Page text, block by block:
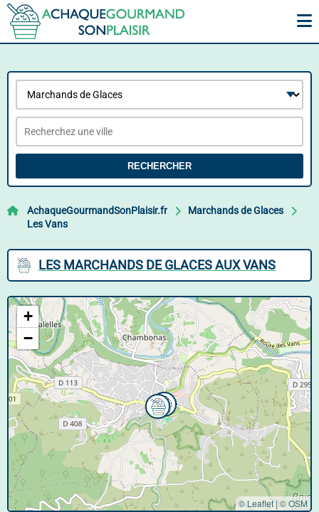
RECHERCHER
AchaqueGourmandSonPlaisir.fr
Marchands de Glaces
Les Vans
LES MARCHANDS DE GLACES AUX VANS
+
−
© Leaflet | ©OSM